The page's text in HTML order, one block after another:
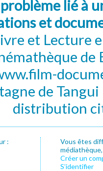
lié à
et
et Lecture
de
de
distribution
:
Vous êtes
Créer un
S’identifier